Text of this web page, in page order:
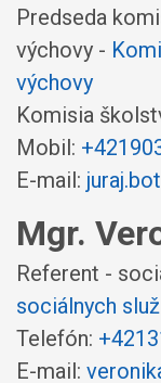
Predseda
výchovy -
výchovy
Komisia
Mobil:
E-mail:
Mgr.
Referent -
sociálnych
Telefón:
E-mail: